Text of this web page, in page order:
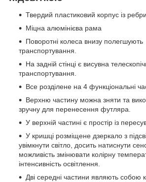
Твердий пластиковий корпус із
Міцна алюмінієва рама
Поворотні колеса внизу полегшують
транспортування.
На задній стінці є висувна
транспортування.
Все розділене на 4 функціональні
Верхню частину можна зняти та
зручну для перенесення футляра.
У верхній частині є простір із
У кришці розміщене дзеркало з
увімкнути світло, досить натиснути
можливість змінювати колірну
інтенсивність освітлення.
Дві середні частини являють собою